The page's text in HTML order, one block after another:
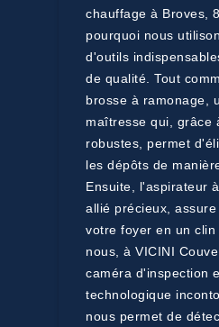
chauffage à Broves,
pourquoi nous
d'outils
de qualité. Tout
brosse à ramonage,
maîtresse qui, grâce
robustes, permet
les dépôts de
Ensuite, l'aspirateur
allié précieux,
votre foyer en un
nous, à VICINI
caméra d'inspection
technologique
nous permet de